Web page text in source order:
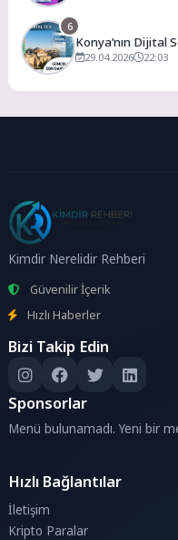
6
Konya’nın Dijital
Merkezi
29.04.2026 22:03
Kimdir Nerelidir Rehberi
Güvenilir İçerik
Hızlı Haberler
Bizi Takip Edin
Sponsorlar
Menü bulunamadı. Yeni bir
Hızlı Bağlantılar
İletişim
Kripto Paralar